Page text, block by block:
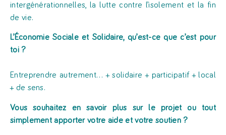
intergénérationnelles, la lutte contre l’isolement et la fin
de vie.
L’Économie Sociale et Solidaire, qu’est-ce que c’est pour
toi ?
Entreprendre autrement… + solidaire + participatif + local
+ de sens.
Vous souhaitez en savoir plus sur le projet ou tout
simplement apporter votre aide et votre soutien ?